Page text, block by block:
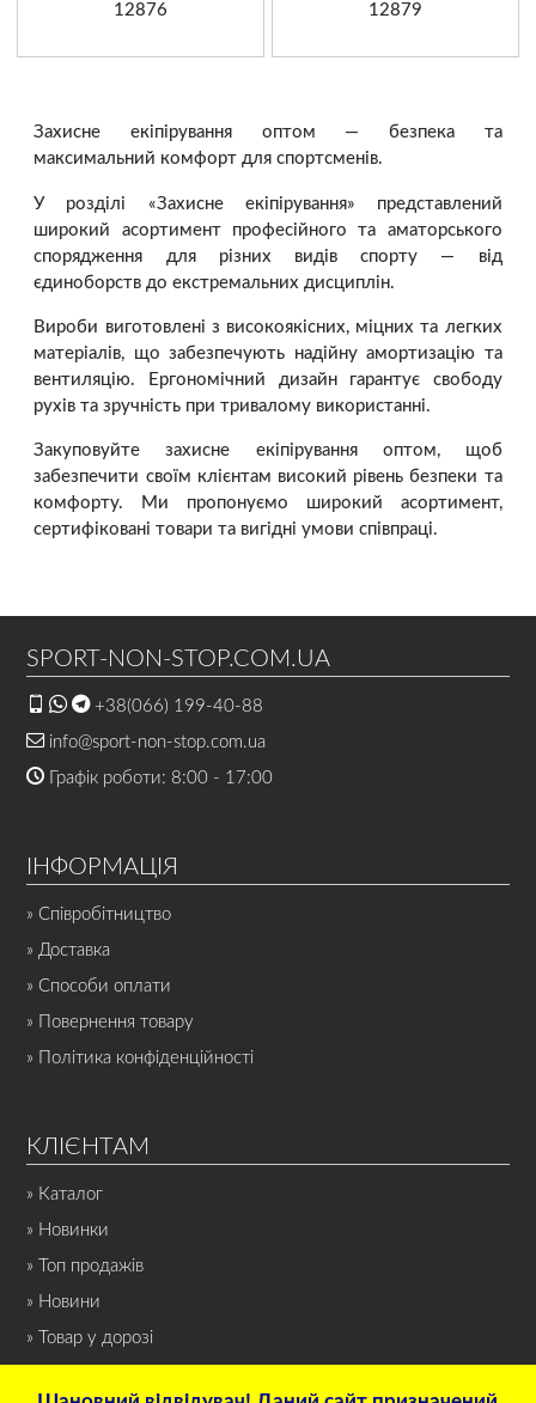
12876 12879
Захисне екіпірування оптом — безпека та
максимальний комфорт для спортсменів.
У розділі «Захисне екіпірування» представлений
широкий асортимент професійного та аматорського
спорядження для різних видів спорту — від
єдиноборств до екстремальних дисциплін.
Вироби виготовлені з високоякісних, міцних та легких
матеріалів, що забезпечують надійну амортизацію та
вентиляцію. Ергономічний дизайн гарантує свободу
рухів та зручність при тривалому використанні.
Закуповуйте захисне екіпірування оптом, щоб
забезпечити своїм клієнтам високий рівень безпеки та
комфорту. Ми пропонуємо широкий асортимент,
сертифіковані товари та вигідні умови співпраці.
SPORT-NON-STOP.COM.UA
+38(066) 199-40-88
info@sport-non-stop.com.ua
Графік роботи: 8:00 - 17:00
ІНФОРМАЦІЯ
» Співробітництво
» Доставка
» Способи оплати
» Повернення товару
» Політика конфіденційності
КЛІЄНТАМ
» Каталог
» Новинки
» Топ продажів
» Новини
» Товар у дорозі